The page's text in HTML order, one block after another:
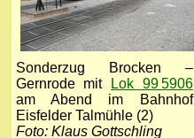
Sonderzug Brocken –
Gernrode mit
Lok 99 5906
am Abend im Bahnhof
Eisfelder Talmühle (2)
Foto: Klaus Gottschling